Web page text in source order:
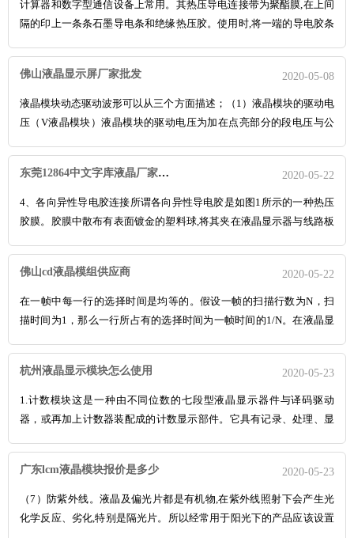
计算器和数字型通信设备上常用。其热压导电连接带为聚酯膜,在上间
隔的印上一条条石墨导电条和绝缘热压胶。使用时,将一端的导电胶条
故用户需配置一台专用热压机。液晶显示屏LCD液...
佛山液晶显示屏厂家批发 2020-05-08
液晶模块动态驱动波形可以从三个方面描述；（1）液晶模块的驱动电
压（V液晶模块）液晶模块的驱动电压为加在点亮部分的段电压与公
占空比Duty即为高出点亮的阀值电压的部分在一...
东莞12864中文字库液晶厂家直销 2020-05-22
4、各向异性导电胶连接所谓各向异性导电胶是如图1所示的一种热压
胶膜。胶膜中散布有表面镀金的塑料球,将其夹在液晶显示器与线路板
接。 12864中文字库液晶一、Lcm显示的...
佛山cd液晶模组供应商 2020-05-22
在一帧中每一行的选择时间是均等的。假设一帧的扫描行数为N，扫
描时间为1，那么一行所占有的选择时间为一帧时间的1/N。在液晶显
晶显示的占空比下降，从而导致了变电场电压有效...
杭州液晶显示模块怎么使用 2020-05-23
1.计数模块这是一种由不同位数的七段型液晶显示器件与译码驱动
器，或再加上计数器装配成的计数显示部件。它具有记录、处理、显
ICM7231，ICM7232，CDl4543，...
广东lcm液晶模块报价是多少 2020-05-23
（7）防紫外线。液晶及偏光片都是有机物,在紫外线照射下会产生光
化学反应、劣化,特别是隔光片。所以经常用于阳光下的产品应该设置